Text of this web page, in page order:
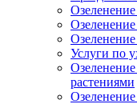
Услуги по
растениями